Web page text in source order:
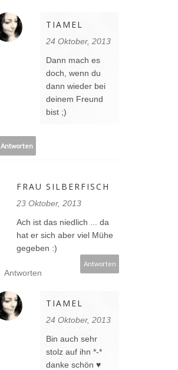
TIAMEL
24 Oktober, 2013
Dann mach es
doch, wenn du
dann wieder bei
deinem Freund
bist ;)
Antworten
FRAU SILBERFISCH
23 Oktober, 2013
Ach ist das niedlich ... da
hat er sich aber viel Mühe
gegeben :)
Antworten
Antworten
TIAMEL
24 Oktober, 2013
Bin auch sehr
stolz auf ihn *-*
danke schön ♥